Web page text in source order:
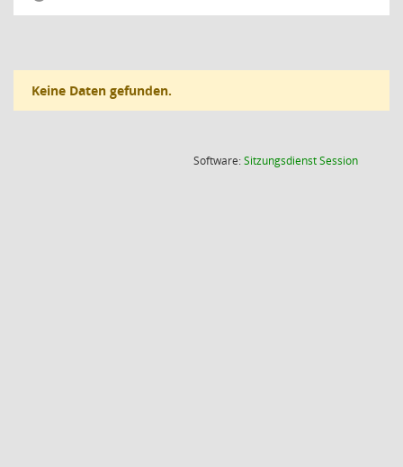
Keine Daten gefunden.
Software:SitzungsdienstSession(Wird in